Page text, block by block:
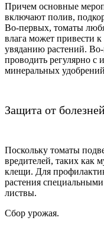
Причем основные
включают полив,
Во-первых, томаты
влага может привести
увяданию растений.
проводить регулярно с
минеральных
Защита от
Поскольку томаты
вредителей, таких как
клещи. Для
растения
листвы.
Сбор урожая.